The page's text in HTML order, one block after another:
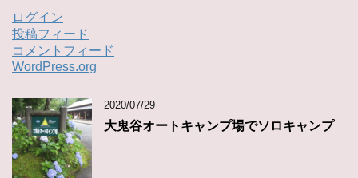
ログイン
投稿フィード
コメントフィード
WordPress.org
2020/07/29
大鬼谷オートキャンプ場でソロキャンプ